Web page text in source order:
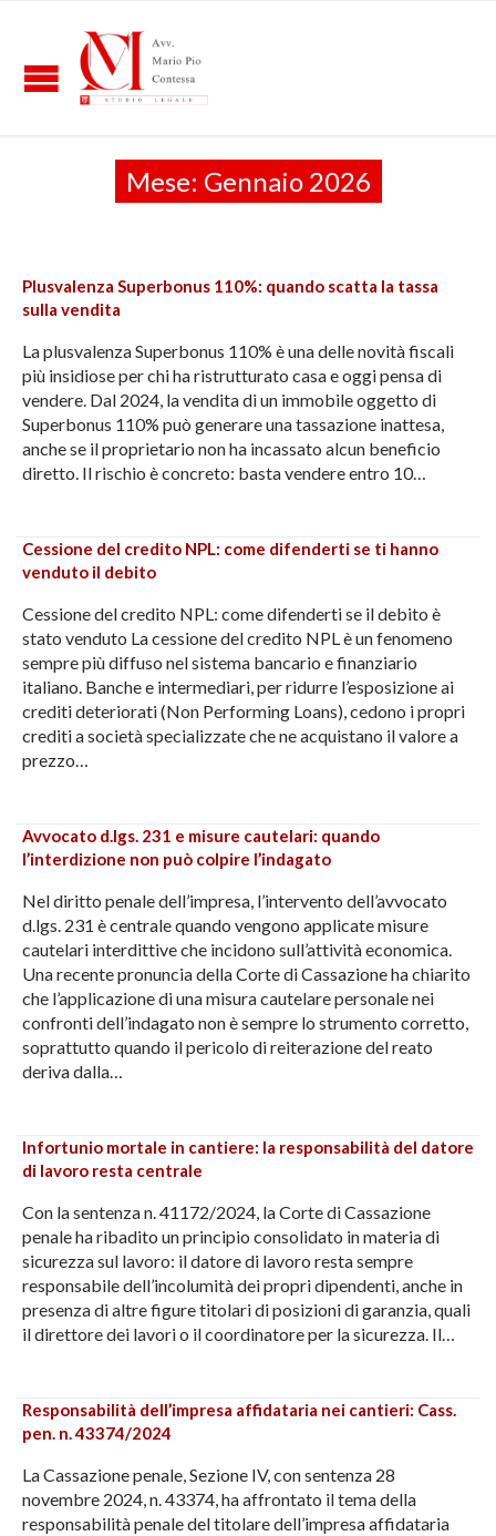
Mese: Gennaio 2026
Plusvalenza Superbonus 110%: quando scatta la tassa
sulla vendita
La plusvalenza Superbonus 110% è una delle novità fiscali
più insidiose per chi ha ristrutturato casa e oggi pensa di
vendere. Dal 2024, la vendita di un immobile oggetto di
Superbonus 110% può generare una tassazione inattesa,
anche se il proprietario non ha incassato alcun beneficio
diretto. Il rischio è concreto: basta vendere entro 10…
Cessione del credito NPL: come difenderti se ti hanno
venduto il debito
Cessione del credito NPL: come difenderti se il debito è
stato venduto La cessione del credito NPL è un fenomeno
sempre più diffuso nel sistema bancario e finanziario
italiano. Banche e intermediari, per ridurre l’esposizione ai
crediti deteriorati (Non Performing Loans), cedono i propri
crediti a società specializzate che ne acquistano il valore a
prezzo…
Avvocato d.lgs. 231 e misure cautelari: quando
l’interdizione non può colpire l’indagato
Nel diritto penale dell’impresa, l’intervento dell’avvocato
d.lgs. 231 è centrale quando vengono applicate misure
cautelari interdittive che incidono sull’attività economica.
Una recente pronuncia della Corte di Cassazione ha chiarito
che l’applicazione di una misura cautelare personale nei
confronti dell’indagato non è sempre lo strumento corretto,
soprattutto quando il pericolo di reiterazione del reato
deriva dalla…
Infortunio mortale in cantiere: la responsabilità del datore
di lavoro resta centrale
Con la sentenza n. 41172/2024, la Corte di Cassazione
penale ha ribadito un principio consolidato in materia di
sicurezza sul lavoro: il datore di lavoro resta sempre
responsabile dell’incolumità dei propri dipendenti, anche in
presenza di altre figure titolari di posizioni di garanzia, quali
il direttore dei lavori o il coordinatore per la sicurezza. Il…
Responsabilità dell’impresa affidataria nei cantieri: Cass.
pen. n. 43374/2024
La Cassazione penale, Sezione IV, con sentenza 28
novembre 2024, n. 43374, ha affrontato il tema della
responsabilità penale del titolare dell’impresa affidataria